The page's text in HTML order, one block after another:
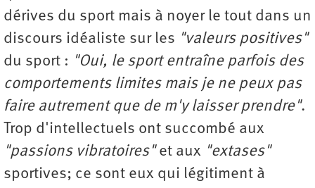
dérives du sport mais à noyer le tout dans un
discours idéaliste sur les "valeurs positives"
du sport : "Oui, le sport entraîne parfois des
comportements limites mais je ne peux pas
faire autrement que de m'y laisser prendre".
Trop d'intellectuels ont succombé aux
"passions vibratoires"et aux "extases"
sportives; ce sont eux qui légitiment à